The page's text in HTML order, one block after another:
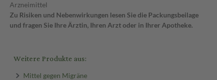
Arzneimittel
Zu Risiken und Nebenwirkungen lesen Sie die Packungsbeilage
und fragen Sie Ihre Ärztin, Ihren Arzt oder in Ihrer Apotheke.
Weitere Produkte aus:
Mittel gegen Migräne